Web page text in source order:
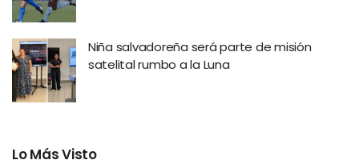
Niña salvadoreña será parte de misión
satelital rumbo a la Luna
Lo Más Visto